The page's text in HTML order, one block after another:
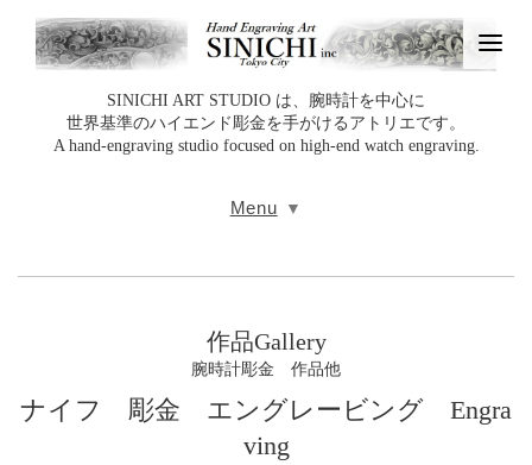
SINICHI ART STUDIO は、腕時計を中心に
世界基準のハイエンド彫金を手がけるアトリエです。
A hand‑engraving studio focused on high‑end watch engraving.
Menu
作品Gallery
腕時計彫金 作品他
ナイフ 彫金 エングレービング Engra
ving